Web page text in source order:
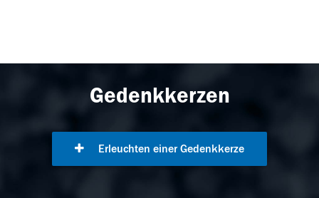
Gedenkkerzen
Erleuchten einer Gedenkkerze